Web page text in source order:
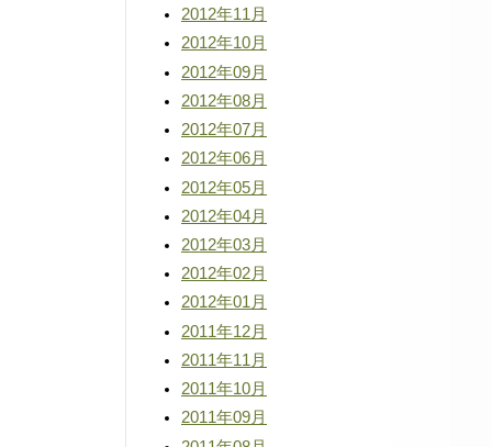
2012年11月
2012年10月
2012年09月
2012年08月
2012年07月
2012年06月
2012年05月
2012年04月
2012年03月
2012年02月
2012年01月
2011年12月
2011年11月
2011年10月
2011年09月